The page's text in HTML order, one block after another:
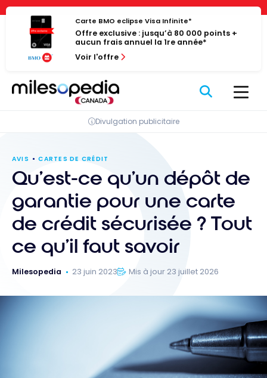
Panneau de gestion des cookies
Passer
contenu
Carte BMO eclipse Visa Infinite*
Offre exclusive : jusqu’à 80 000 points +
aucun frais annuel la 1re année*
Voir l'offre
Divulgation publicitaire
AVIS CARTES DE CRÉDIT
Qu’est-ce qu’un dépôt de
garantie pour une carte
de crédit sécurisée ? Tout
ce qu’il faut savoir
Milesopedia 23 juin 2023 Mis à jour 23 juillet 2026